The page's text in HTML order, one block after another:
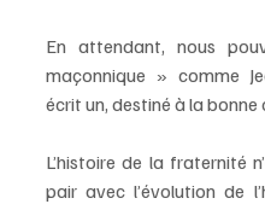
En attendant, nous
maçonnique » comme
écrit un, destiné à la
L’histoire de la fraternité
pair avec l’évolution de